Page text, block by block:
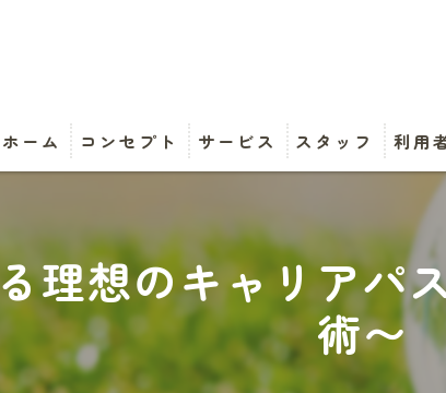
ホーム コンセプト サービス スタッフ 利用
理想のキャリアパ
術〜